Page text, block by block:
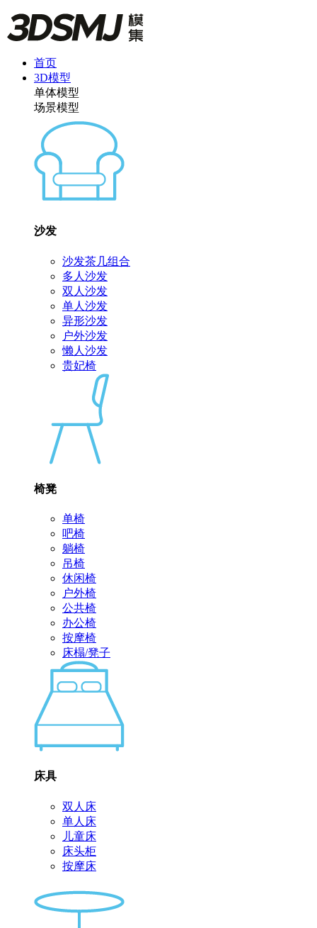
首页
3D模型
单体模型
场景模型
沙发
沙发茶几组合
多人沙发
双人沙发
单人沙发
异形沙发
户外沙发
懒人沙发
贵妃椅
椅凳
单椅
吧椅
躺椅
吊椅
休闲椅
户外椅
公共椅
办公椅
按摩椅
床榻/凳子
床具
双人床
单人床
儿童床
床头柜
按摩床